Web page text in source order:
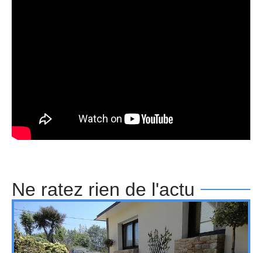
Ne ratez rien de l'actu